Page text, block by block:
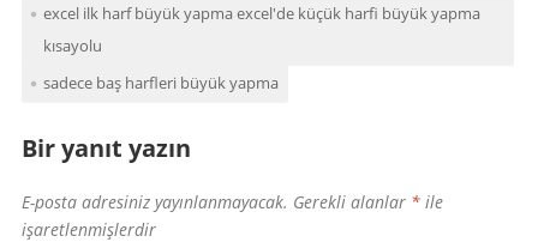
excel ilk harf büyük yapma excel'de küçük harfi büyük yapma
kısayolu
sadece baş harfleri büyük yapma
Bir yanıt yazın
E-posta adresiniz yayınlanmayacak. Gerekli alanlar *ile
işaretlenmişlerdir